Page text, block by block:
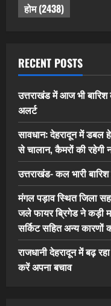
होम(2438)
RECENT POSTS
उत्तराखंड में आज भी बारिश
अलर्ट
सावधान: देहरादून में डबल
से चालान, कैमरों की रहेगी
उत्तराखंड- कल भारी
मंगल पड़ाव स्थित जिला
जले फायर ब्रिगेड ने कड़ी
सर्किट सहित अन्य
राजधानी देहरादून में बढ़
करें अपना बचाव